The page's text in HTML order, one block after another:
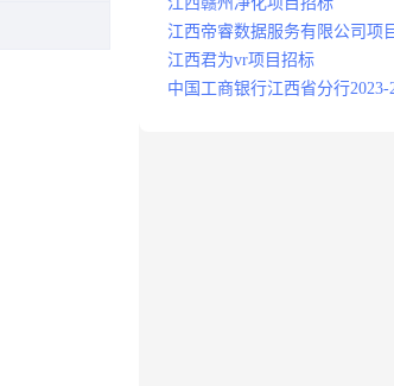
江西帝睿数据服务有限公司项
江西君为vr项目招标
中国工商银行江西省分行2023-